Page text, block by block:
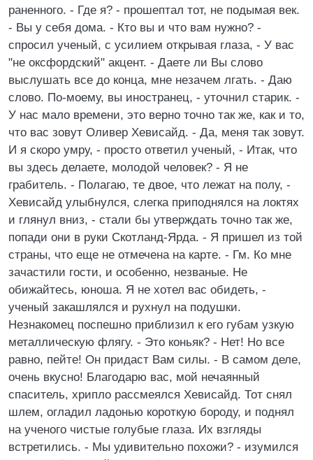
раненного. - Где я? - прошептал тот, не подымая век.
- Вы у себя дома. - Кто вы и что вам нужно? -
спросил ученый, с усилием открывая глаза, - У вас
"не оксфордский" акцент. - Даете ли Вы слово
выслушать все до конца, мне незачем лгать. - Даю
слово. По-моему, вы иностранец, - уточнил старик. -
У нас мало времени, это верно точно так же, как и то,
что вас зовут Оливер Хевисайд. - Да, меня так зовут.
И я скоро умру, - просто ответил ученый, - Итак, что
вы здесь делаете, молодой человек? - Я не
грабитель. - Полагаю, те двое, что лежат на полу, -
Хевисайд улыбнулся, слегка приподнялся на локтях
и глянул вниз, - стали бы утверждать точно так же,
попади они в руки Скотланд-Ярда. - Я пришел из той
страны, что еще не отмечена на карте. - Гм. Ко мне
зачастили гости, и особенно, незваные. Не
обижайтесь, юноша. Я не хотел вас обидеть, -
ученый закашлялся и рухнул на подушки.
Незнакомец поспешно приблизил к его губам узкую
металлическую флягу. - Это коньяк? - Нет! Но все
равно, пейте! Он придаст Вам силы. - В самом деле,
очень вкусно! Благодарю вас, мой нечаянный
спаситель, хрипло рассмеялся Хевисайд. Тот снял
шлем, огладил ладонью короткую бороду, и поднял
на ученого чистые голубые глаза. Их взгляды
встретились. - Мы удивительно похожи? - изумился